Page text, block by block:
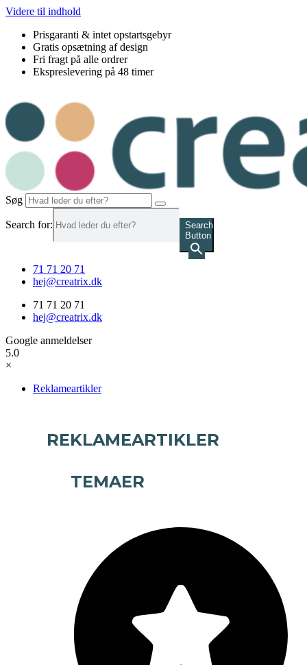
Videre til indhold
Prisgaranti & intet opstartsgebyr
Gratis opsætning af design
Fri fragt på alle ordrer
Ekspreslevering på 48 timer
Søg
Search for:
Search
Button
71 71 20 71
hej@creatrix.dk
71 71 20 71
hej@creatrix.dk
Google anmeldelser
5.0
×
Reklameartikler
REKLAMEARTIKLER
TEMAER